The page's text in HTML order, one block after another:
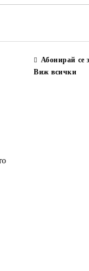
Абонирай се
Виж всички